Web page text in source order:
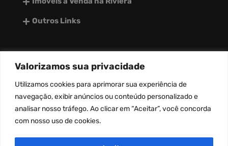
Valorizamos sua privacidade
Utilizamoscookies para aprimorar sua experiência de
navegação, exibir anúncios ou conteúdo personalizado e
analisar nosso tráfego. Ao clicar em “Aceitar”, você concorda
com nosso uso decookies.
Outros Links
desenvolvido por: